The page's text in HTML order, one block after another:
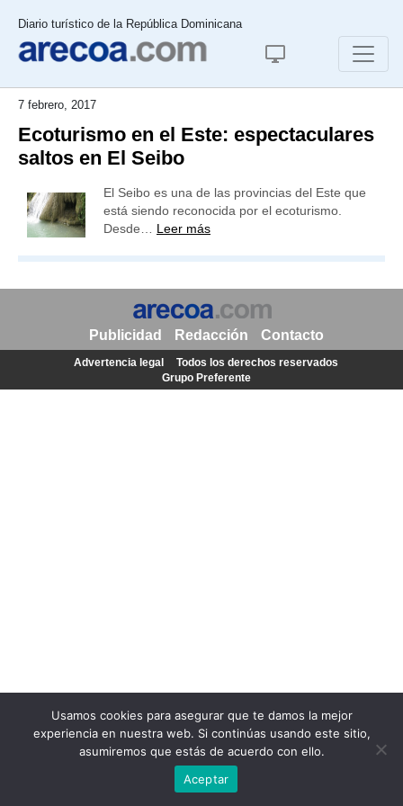
Diario turístico de la República Dominicana
7 febrero, 2017
Ecoturismo en el Este: espectaculares
saltos en El Seibo
El Seibo es una de las provincias del Este que
está siendo reconocida por el ecoturismo.
Desde… Leer más
Usamos cookies para asegurar que te damos la mejor
experiencia en nuestra web. Si continúas usando este sitio,
asumiremos que estás de acuerdo con ello.
Aceptar
Publicidad Redacción Contacto
Advertencia legal
Todos los derechos reservados
Grupo Preferente